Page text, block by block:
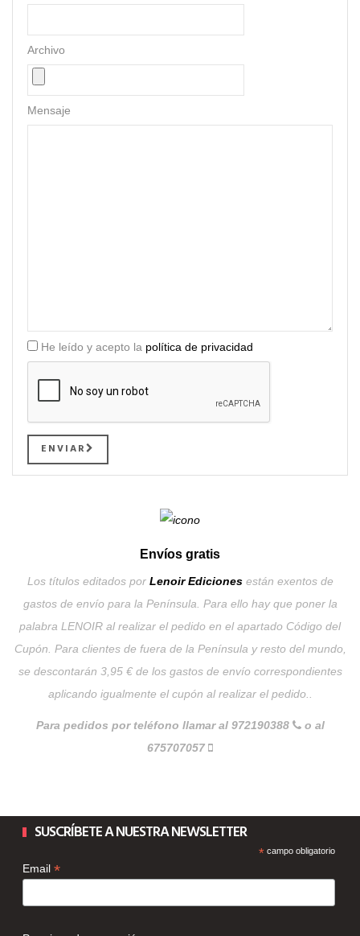
Archivo
Mensaje
He leído y acepto la política de privacidad
ENVIAR
Envíos gratis
Los títulos editados por Lenoir Edicionesestán exentos de
gastos de envío para la Península. Para ello hay que poner la
palabra LENOIR al realizar el pedido en el apartado Código del
Cupón. Para clientes de fuera de la Península y resto del mundo,
se descontarán 3,95 € de los gastos de envío correspondientes
aplicando igualmente el cupón al realizar el pedido..
Para pedidos por teléfono llamar al 972190388
o al
675707057
SUSCRÍBETE A NUESTRA NEWSLETTER
*campo obligatorio
Email *